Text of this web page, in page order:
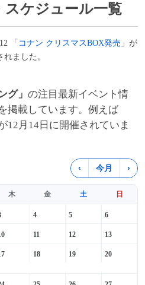
スケジュール一覧
「コナン クリスマスBOX発売 」が
れました。
グ」 の注目最新イベント情
掲載しています。例えば
12月14日に開催されていま
‹ 今月 ›
木 金 土 日
4 5 6
11 12 13
18 19 20